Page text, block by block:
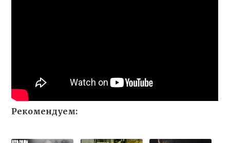
Рекомендуем: